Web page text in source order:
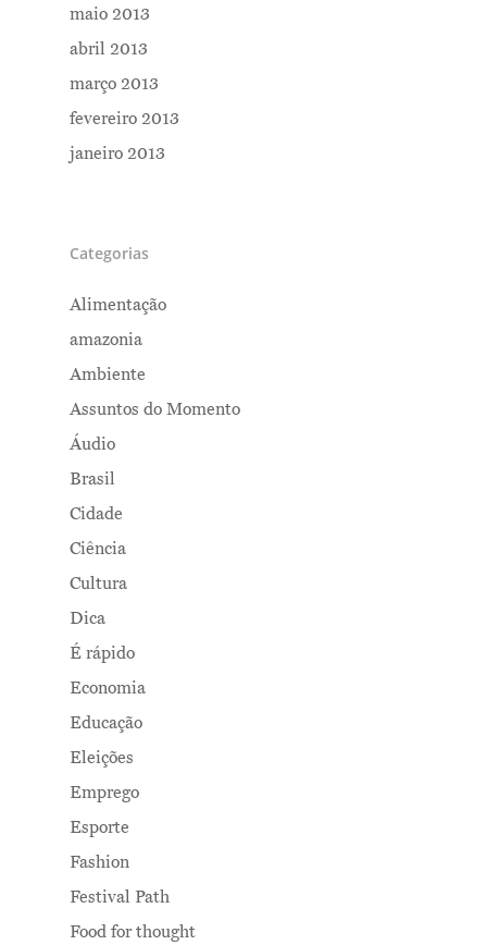
maio 2013
abril 2013
março 2013
fevereiro 2013
janeiro 2013
Categorias
Alimentação
amazonia
Ambiente
Assuntos do Momento
Áudio
Brasil
Cidade
Ciência
Cultura
Dica
É rápido
Economia
Educação
Eleições
Emprego
Esporte
Fashion
Festival Path
Food for thought